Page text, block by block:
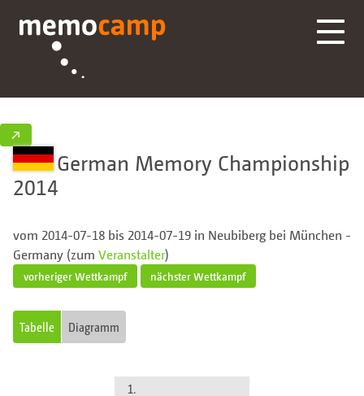
↗
German Memory Championship
2014
vom 2014-07-18 bis 2014-07-19 in Neubiberg bei München -
Germany (zum Veranstalter)
vorheriger Wettkampf nächster Wettkampf
Tabelle Diagramm
1.